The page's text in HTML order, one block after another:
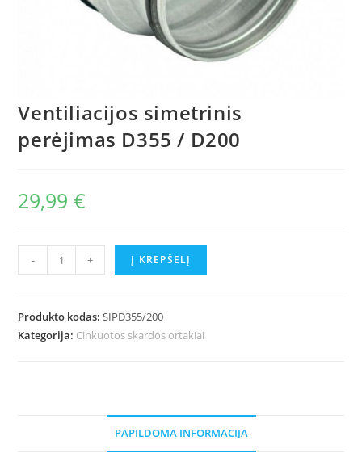
Ventiliacijos simetrinis
perėjimas D355 / D200
29,99€
produkto
kiekis:
simetrinis
perėjimas
- + Į KREPŠELĮ
Produkto kodas:SIPD355/200
Kategorija: Cinkuotos skardos ortakiai
PAPILDOMA INFORMACIJA